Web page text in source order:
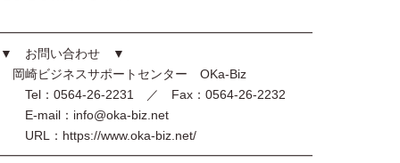
━━━━━━━━━━━━━━━━━━━━━━━━━
▼ お問い合わせ ▼
岡崎ビジネスサポートセンター OKa-Biz
Tel：0564-26-2231 ／ Fax：0564-26-2232
E-mail：info@oka-biz.net
URL：https://www.oka-biz.net/
━━━━━━━━━━━━━━━━━━━━━━━━━